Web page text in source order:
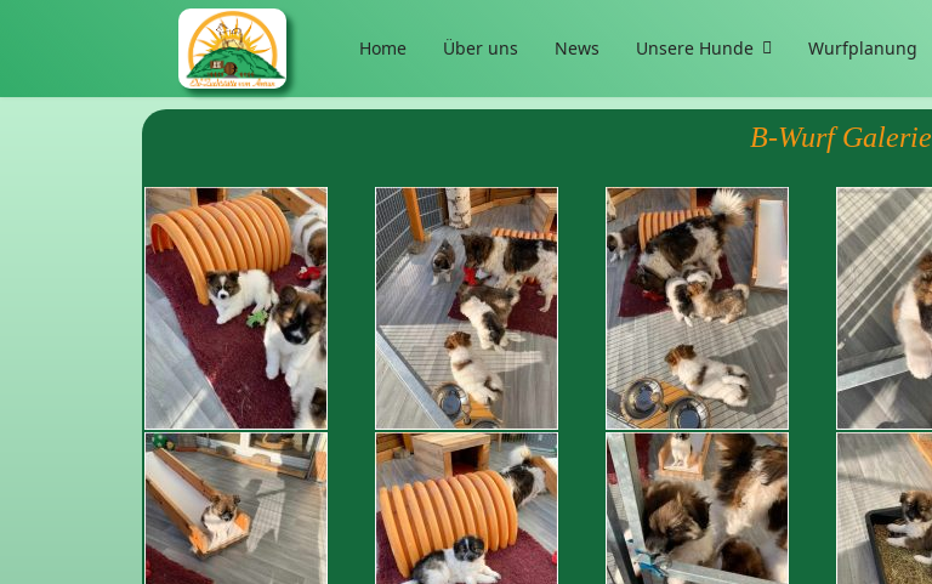
Home Über uns News Unsere Hunde Wurfplanung
B-Wurf Galerie